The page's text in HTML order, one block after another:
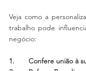
Veja como a
trabalho pode
negócio:
1.       Confere união à